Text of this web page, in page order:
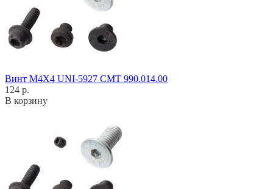
Винт M4X4 UNI-5927 CMT 990.014.00
124 р.
В корзину